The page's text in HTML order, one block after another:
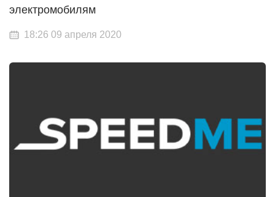
электромобилям
18:26 09 апреля 2020